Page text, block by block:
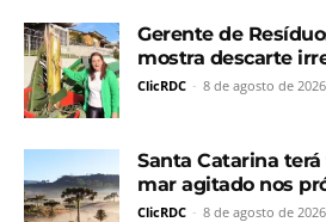
Gerente de
mostra descarte
ClicRDC - 8 de agosto de 2026
Santa Catarina
mar agitado nos
ClicRDC - 8 de agosto de 2026